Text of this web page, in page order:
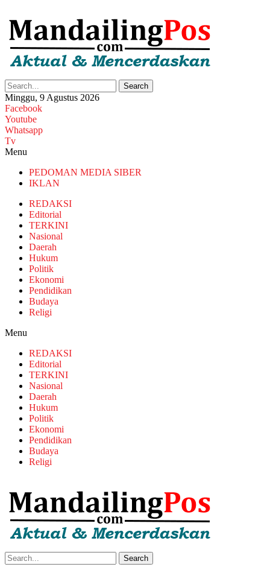
Search
Minggu, 9 Agustus 2026
Facebook
Youtube
Whatsapp
Tv
Menu
PEDOMAN MEDIA SIBER
IKLAN
REDAKSI
Editorial
TERKINI
Nasional
Daerah
Hukum
Politik
Ekonomi
Pendidikan
Budaya
Religi
Menu
REDAKSI
Editorial
TERKINI
Nasional
Daerah
Hukum
Politik
Ekonomi
Pendidikan
Budaya
Religi
Search